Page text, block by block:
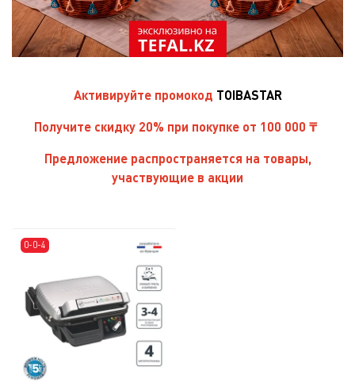
Активируйте промокод TOIBASTAR
Получите скидку 20% при покупке от 100 000 ₸
Предложение распространяется на товары,
участвующие в акции
0-0-4